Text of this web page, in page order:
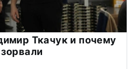
Ткачук и почему